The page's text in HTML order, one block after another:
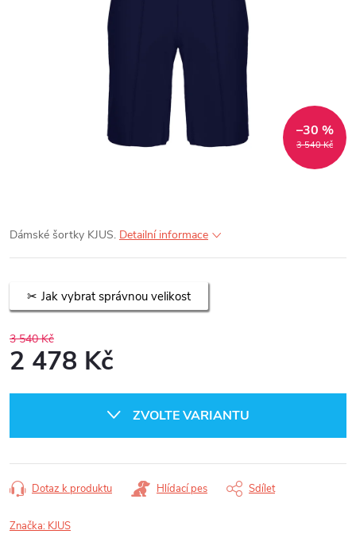
3 540 Kč
–30 %
Dámské šortky KJUS. Detailní informace
Jak vybrat správnou velikost
3 540 Kč
2 478 Kč
ZVOLTE VARIANTU
Dotaz k produktu Hlídací pes Sdílet
Značka: KJUS